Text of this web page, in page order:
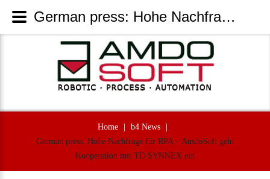
Home b4 News
German press: Hohe Nachfrage für RPA – AmdoSoft geht
Kooperation mit TD SYNNEX ein
German press: Hohe Nachfrage für RPA – AmdoSoft geht Kooperation mit TD SYNNEX ein - AmdoSoft Systems